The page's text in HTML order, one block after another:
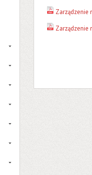
Zarządzenie
Zarządzenie